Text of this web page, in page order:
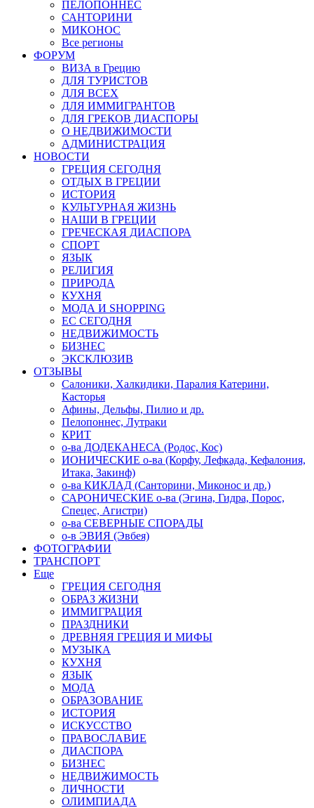
ПЕЛОПОННЕС
САНТОРИНИ
МИКОНОС
Все регионы
ФОРУМ
ВИЗА в Грецию
ДЛЯ ТУРИСТОВ
ДЛЯ ВСЕХ
ДЛЯ ИММИГРАНТОВ
ДЛЯ ГРЕКОВ ДИАСПОРЫ
О НЕДВИЖИМОСТИ
АДМИНИСТРАЦИЯ
НОВОСТИ
ГРЕЦИЯ СЕГОДНЯ
ОТДЫХ В ГРЕЦИИ
ИСТОРИЯ
КУЛЬТУРНАЯ ЖИЗНЬ
НАШИ В ГРЕЦИИ
ГРЕЧЕСКАЯ ДИАСПОРА
СПОРТ
ЯЗЫК
РЕЛИГИЯ
ПРИРОДА
КУХНЯ
МОДА И SHOPPING
ЕС СЕГОДНЯ
НЕДВИЖИМОСТЬ
БИЗНЕС
ЭКСКЛЮЗИВ
ОТЗЫВЫ
Салоники, Халкидики, Паралия Катерини,
Касторья
Афины, Дельфы, Пилио и др.
Пелопоннес, Лутраки
КРИТ
о-ва ДОДЕКАНЕСА (Родос, Кос)
ИОНИЧЕСКИЕ о-ва (Корфу, Лефкада, Кефалония,
Итака, Закинф)
о-ва КИКЛАД (Санторини, Миконос и др.)
САРОНИЧЕСКИЕ о-ва (Эгина, Гидра, Порос,
Спецес, Агистри)
о-ва СЕВЕРНЫЕ СПОРАДЫ
о-в ЭВИЯ (Эвбея)
ФОТОГРАФИИ
ТРАНСПОРТ
Еще
ГРЕЦИЯ СЕГОДНЯ
ОБРАЗ ЖИЗНИ
ИММИГРАЦИЯ
ПРАЗДНИКИ
ДРЕВНЯЯ ГРЕЦИЯ И МИФЫ
МУЗЫКА
КУХНЯ
ЯЗЫК
МОДА
ОБРАЗОВАНИЕ
ИСТОРИЯ
ИСКУССТВО
ПРАВОСЛАВИЕ
ДИАСПОРА
БИЗНЕС
НЕДВИЖИМОСТЬ
ЛИЧНОСТИ
ОЛИМПИАДА